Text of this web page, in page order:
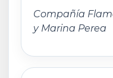
Compañía
y Marina Perea